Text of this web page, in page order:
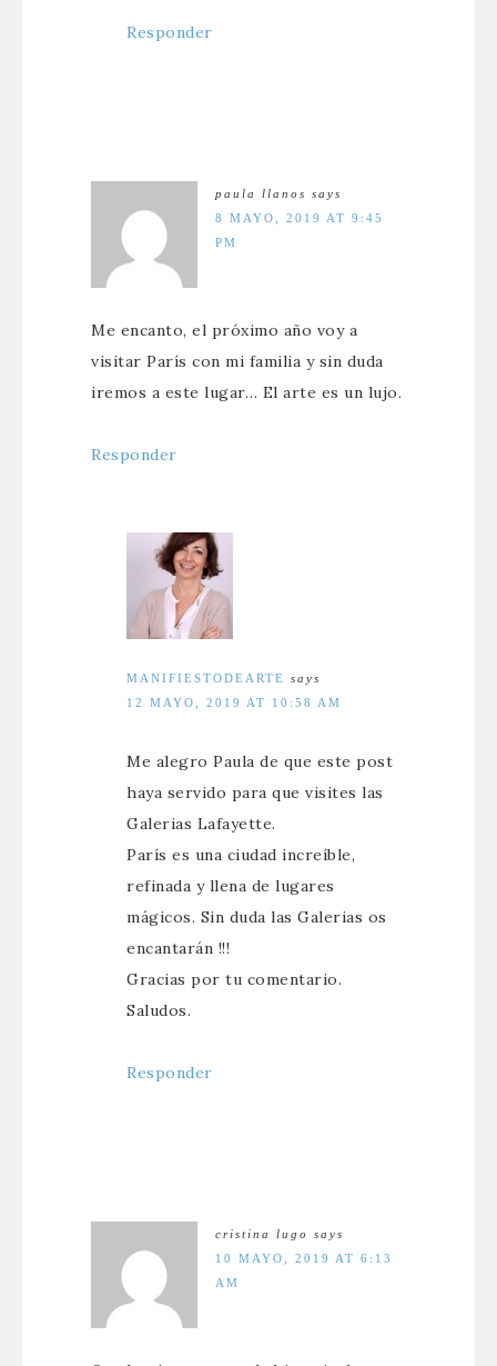
Responder
paula llanos says
8 MAYO, 2019 AT 9:45
PM
Me encanto, el próximo año voy a
visitar París con mi familia y sin duda
iremos a este lugar… El arte es un lujo.
Responder
MANIFIESTODEARTE
says
12 MAYO, 2019 AT 10:58 AM
Me alegro Paula de que este post
haya servido para que visites las
Galerias Lafayette.
París es una ciudad increíble,
refinada y llena de lugares
mágicos. Sin duda las Galerias os
encantarán !!!
Gracias por tu comentario.
Saludos.
Responder
cristina lugo
says
10 MAYO, 2019 AT 6:13
AM